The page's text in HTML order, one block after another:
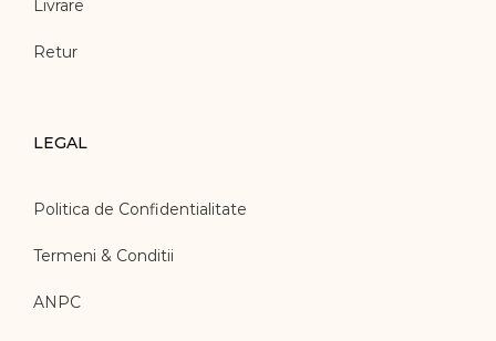
Livrare
Retur
LEGAL
Politica de Confidentialitate
Termeni & Conditii
ANPC